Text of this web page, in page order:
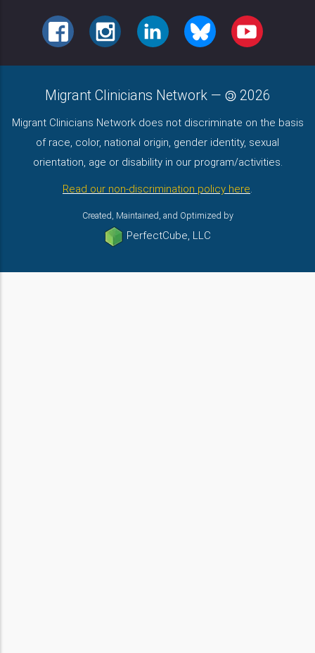
FACEBOOKINSTAGRAMLINKEDIN BLUESKY YOUTUBE
Migrant Clinicians Network — 2026
Migrant Clinicians Network does not discriminate on the basis
of race, color, national origin, gender identity, sexual
orientation, age or disability in our program/activities.
Read our non-discrimination policy here.
Created, Maintained, and Optimized by
PerfectCube, LLC